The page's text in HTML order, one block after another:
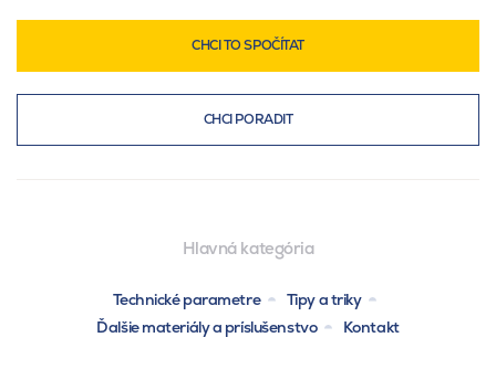
CHCI TO SPOČÍTAT
CHCI PORADIT
Hlavná kategória
Technické parametre
Tipy a triky
Ďalšie materiály a príslušenstvo
Kontakt